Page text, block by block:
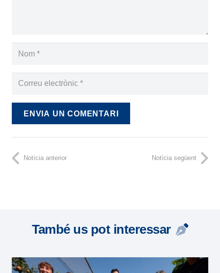
ENVIA UN COMENTARI
Notícia anterior Notícia següent
També us pot interessar